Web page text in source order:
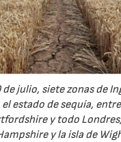
de julio, siete zonas de
estado de sequía,
y todo
y la isla de